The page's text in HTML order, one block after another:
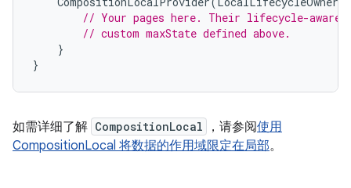
// Your pages here. Their lifecycle-aware
// custom maxState defined above.
}
}
如需详细了解 CompositionLocal ，请参阅使用
CompositionLocal 将数据的作用域限定在局部。